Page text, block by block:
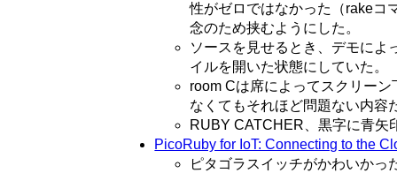
性がゼロではなかった（rakeコ
念のため挟むようにした。
ソースを見せるとき、デモによ
イルを開いた状態にしていた。
room Cは席によってスクリー
なくてもそれほど問題ない内容
RUBY CATCHER、黒字に青矢
PicoRuby for IoT: Connecting to the
ピタゴラスイッチがかわいかっ